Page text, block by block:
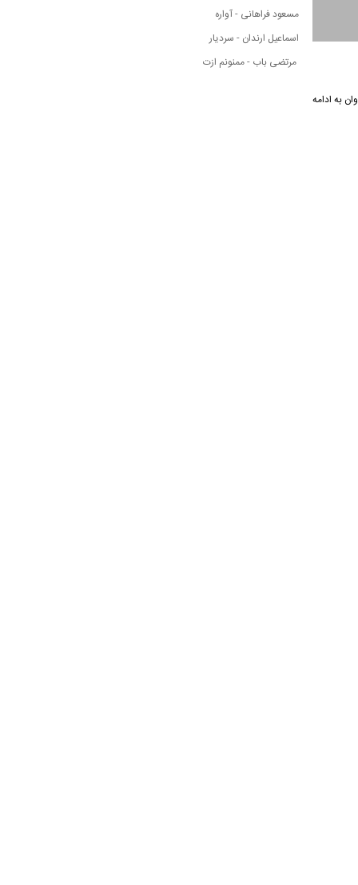
نکست وان به ادامه
مسعود فراهانی - آواره
اسماعیل ارندان - سردیار
مرتضی باب - ممنونم ازت